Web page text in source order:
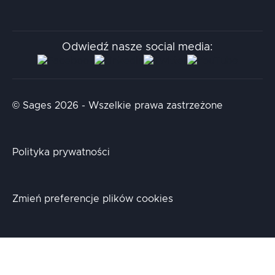
Aidapta
AI & NLP Day
Odwiedź nasze social media:
© Sages 2026 - Wszelkie prawa zastrzeżone
Polityka prywatności
Zmień preferencje plików cookies